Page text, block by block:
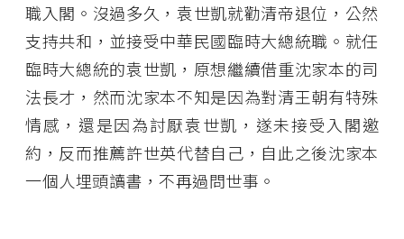
職入閣。沒過多久，袁世凱就勸清帝退位，公然
支持共和，並接受中華民國臨時大總統職。就任
臨時大總統的袁世凱，原想繼續借重沈家本的司
法長才，然而沈家本不知是因為對清王朝有特殊
情感，還是因為討厭袁世凱，遂未接受入閣邀
約，反而推薦許世英代替自己，自此之後沈家本
一個人埋頭讀書，不再過問世事。